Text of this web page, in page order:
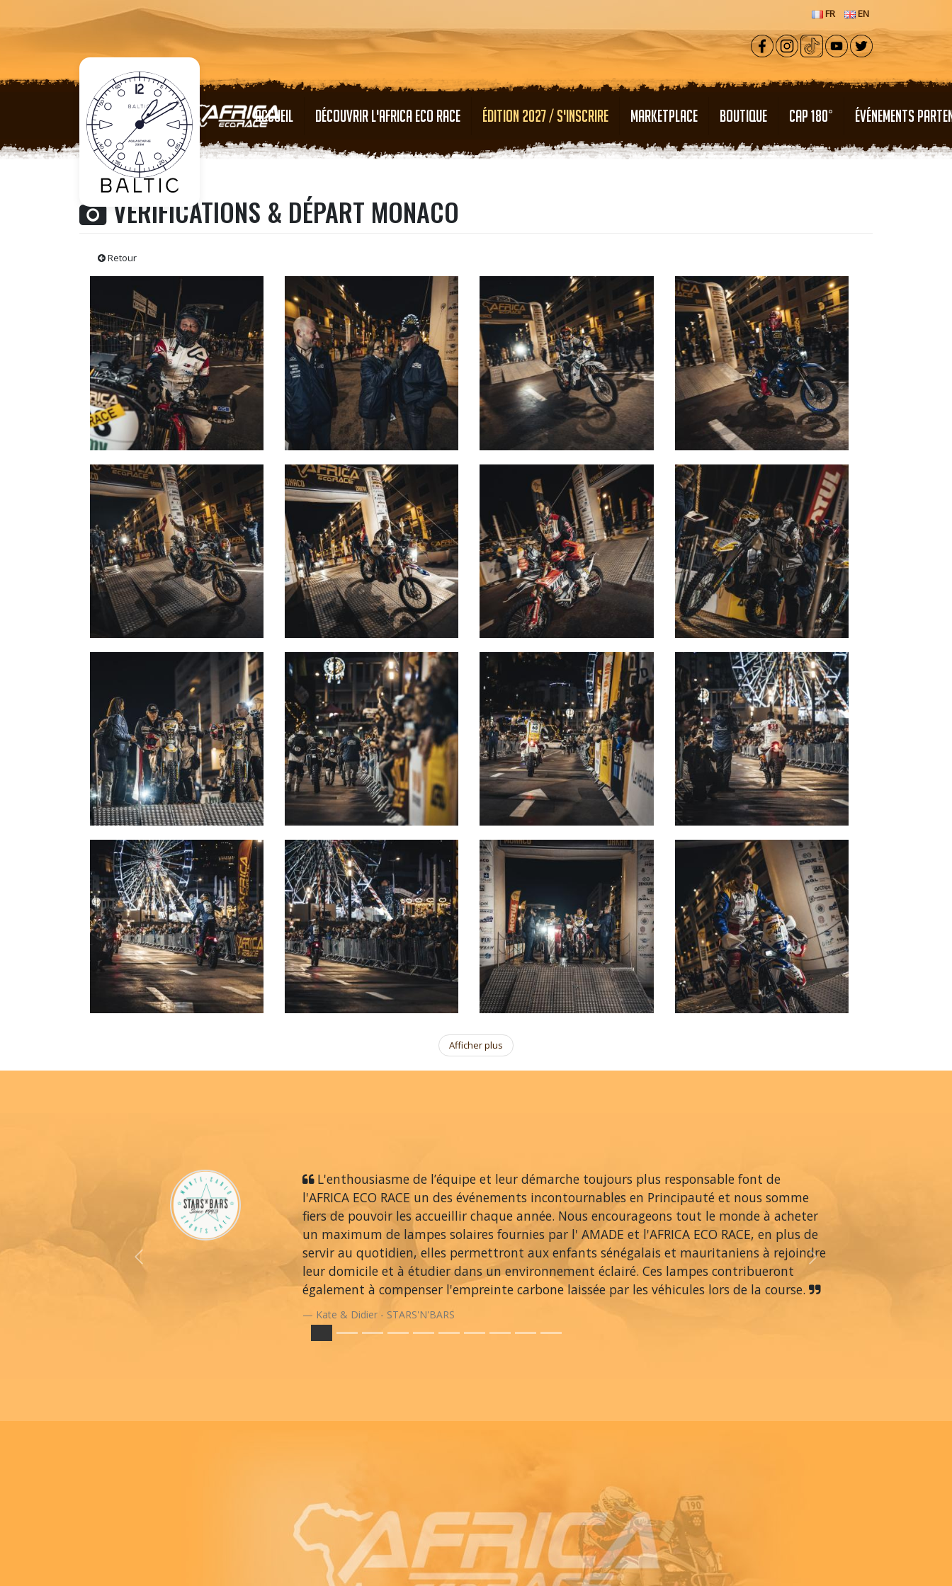
FR EN
ACCUEIL DÉCOUVRIR L'AFRICA ECO RACE ÉDITION 2027 / S'INSCRIRE MARKETPLACE BOUTIQUE CAP 180° ÉVÉNEMENTS
VÉRIFICATIONS & DÉPART MONACO
Retour
Afficher plus
L'enthousiasme de l’équipe et leur démarche toujours plus responsable font de
l'AFRICA ECO RACE un des événements incontournables en Principauté et nous somme
fiers de pouvoir les accueillir chaque année. Nous encourageons tout le monde à acheter
un maximum de lampes solaires fournies par l' AMADE et l'AFRICA ECO RACE, en plus de
servir au quotidien, elles permettront aux enfants sénégalais et mauritaniens à rejoindre
leur domicile et à étudier dans un environnement éclairé. Ces lampes contribueront
également à compenser l'empreinte carbone laissée par les véhicules lors de la course.
Kate & Didier - STARS'N'BARS
Previous Next